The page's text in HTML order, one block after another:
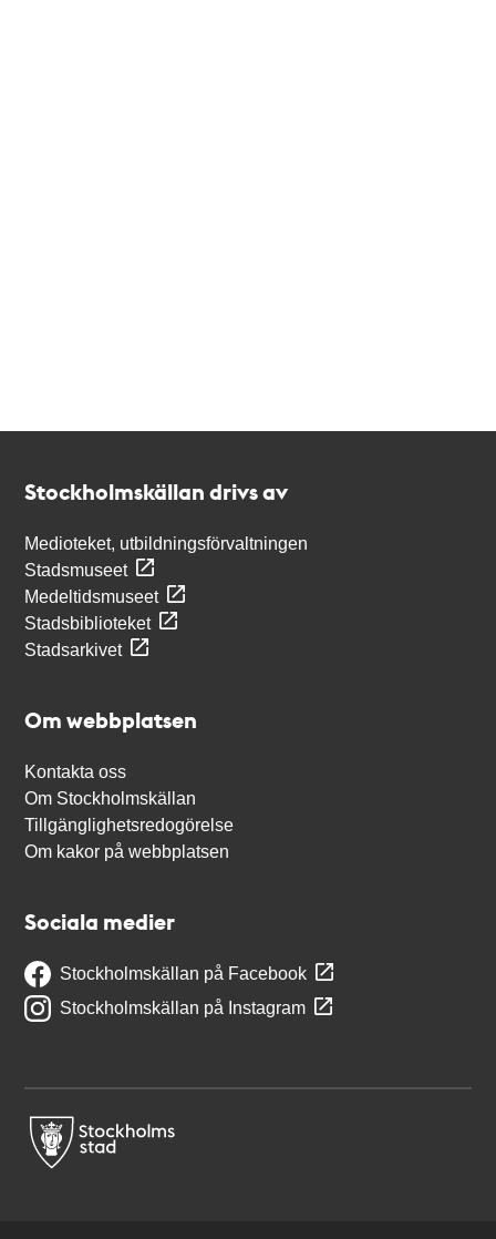
Stockholmskällan drivs av
Medioteket, utbildningsförvaltningen
Stadsmuseet
Medeltidsmuseet
Stadsbiblioteket
Stadsarkivet
Om webbplatsen
Kontakta oss
Om Stockholmskällan
Tillgänglighetsredogörelse
Om kakor på webbplatsen
Sociala medier
Stockholmskällan på Facebook
Stockholmskällan på Instagram